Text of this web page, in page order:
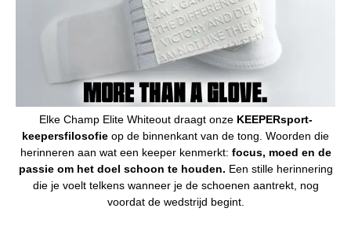
Elke Champ Elite Whiteout draagt onze KEEPERsport-
keepersfilosofie op de binnenkant van de tong. Woorden die
herinneren aan wat een keeper kenmerkt: focus, moed en de
passie om het doel schoon te houden. Een stille herinnering
die je voelt telkens wanneer je de schoenen aantrekt, nog
voordat de wedstrijd begint.